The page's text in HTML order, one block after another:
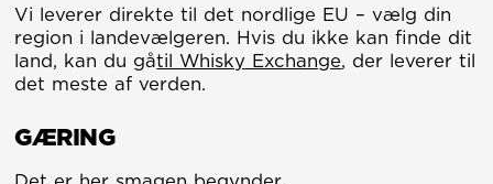
Vi leverer direkte til det nordlige EU – vælg din
region i landevælgeren. Hvis du ikke kan finde dit
land, kan du gåtil Whisky Exchange, der leverer til
det meste af verden.
GÆRING